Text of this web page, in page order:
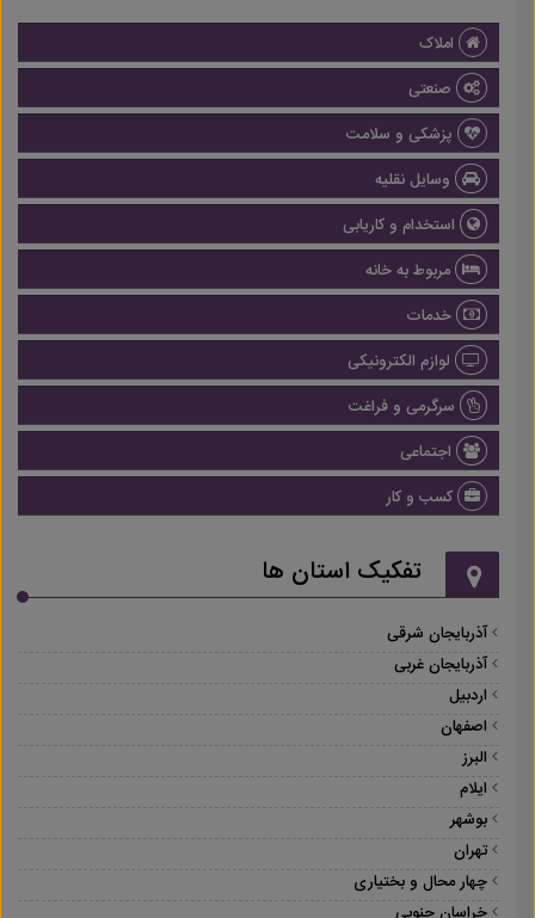
املاک
صنعتی
پزشکی و سلامت
وسایل نقلیه
استخدام و کاریابی
مربوط به خانه
خدمات
لوازم الکترونیکی
سرگرمی و فراغت
اجتماعی
کسب و کار
تفکیک استان ها
آذربایجان شرقی
آذربایجان غربی
اردبیل
اصفهان
البرز
ایلام
بوشهر
تهران
چهار محال و بختیاری